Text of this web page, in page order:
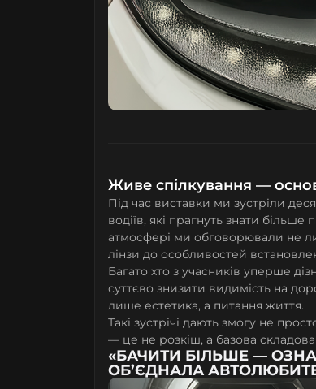
Живе спілкування —
Під час виставки ми зустріли
водіїв, які прагнуть знати
атмосфері ми обговорювали не
лінзи до особливостей
Багато хто з учасників уперше
суттєво знизити видимість на
лише естетика, а питання життя.
Такі зустрічі дають змогу не
— це не розкіш, а базова
«БАЧИТИ БІЛЬШЕ —
ОБ’ЄДНАЛА